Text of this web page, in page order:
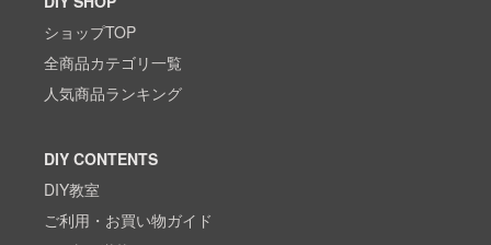
ショップTOP
全商品カテゴリ一覧
人気商品ランキング
DIY CONTENTS
DIY教室
ご利用・お買い物ガイド